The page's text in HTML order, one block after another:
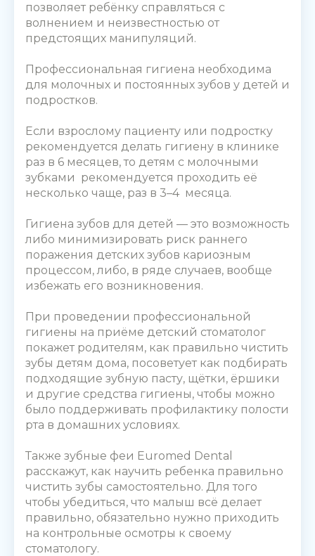
позволяет ребёнку справляться с
волнением и неизвестностью от
предстоящих манипуляций.
Профессиональная гигиена необходима
для молочных и постоянных зубов у детей и
подростков.
Если взрослому пациенту или подростку
рекомендуется делать гигиену в клинике
раз в 6 месяцев, то детям с молочными
зубками рекомендуется проходить её
несколько чаще, раз в 3–4 месяца.
Гигиена зубов для детей — это возможность
либо минимизировать риск раннего
поражения детских зубов кариозным
процессом, либо, в ряде случаев, вообще
избежать его возникновения.
При проведении профессиональной
гигиены на приёме детский стоматолог
покажет родителям, как правильно чистить
зубы детям дома, посоветует как подбирать
подходящие зубную пасту, щётки, ёршики
и другие средства гигиены, чтобы можно
было поддерживать профилактику полости
рта в домашних условиях.
Также зубные феи Euromed Dental
расскажут, как научить ребенка правильно
чистить зубы самостоятельно. Для того
чтобы убедиться, что малыш всё делает
правильно, обязательно нужно приходить
на контрольные осмотры к своему
стоматологу.